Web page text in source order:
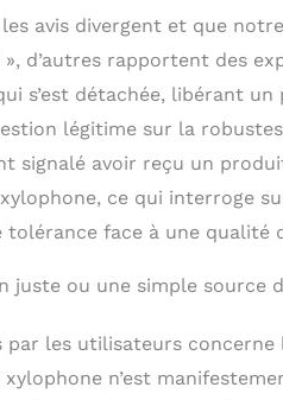
débutants. Équipé d'un
et à d'autres occasions,
avis divergent et que
d’autres rapportent des
s’est détachée, libérant
légitime sur la
signalé avoir reçu un
ce qui interroge
face à une qualité
juste ou une simple source
par les utilisateurs
n’est